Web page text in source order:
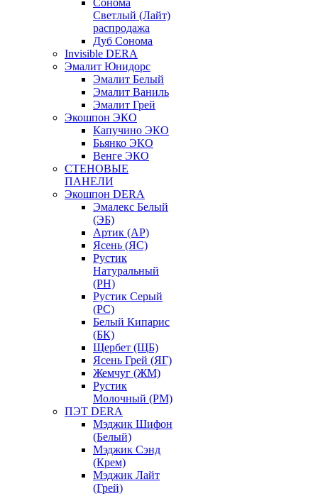
Сонома
Светлый (Лайт)
распродажа
Дуб Сонома
Invisible DERA
Эмалит Юнидорс
Эмалит Белый
Эмалит Ваниль
Эмалит Грей
Экошпон ЭКО
Капучино ЭКО
Бьянко ЭКО
Венге ЭКО
СТЕНОВЫЕ
ПАНЕЛИ
Экошпон DERA
Эмалекс Белый
(ЭБ)
Артик (АР)
Ясень (ЯС)
Рустик
Натуральный
(РН)
Рустик Серый
(РС)
Белый Кипарис
(БК)
Щербет (ЩБ)
Ясень Грей (ЯГ)
Жемчуг (ЖМ)
Рустик
Молочный (РМ)
ПЭТ DERA
Мэджик Шифон
(Белый)
Мэджик Сэнд
(Крем)
Мэджик Лайт
(Грей)